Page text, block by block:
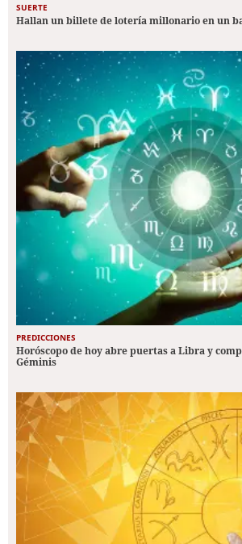
SUERTE
Hallan un billete de lotería millonario en un
PREDICCIONES
Horóscopo de hoy abre puertas a Libra y
Géminis